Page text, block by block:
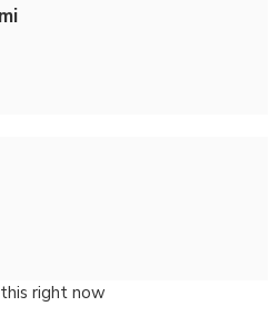
right now